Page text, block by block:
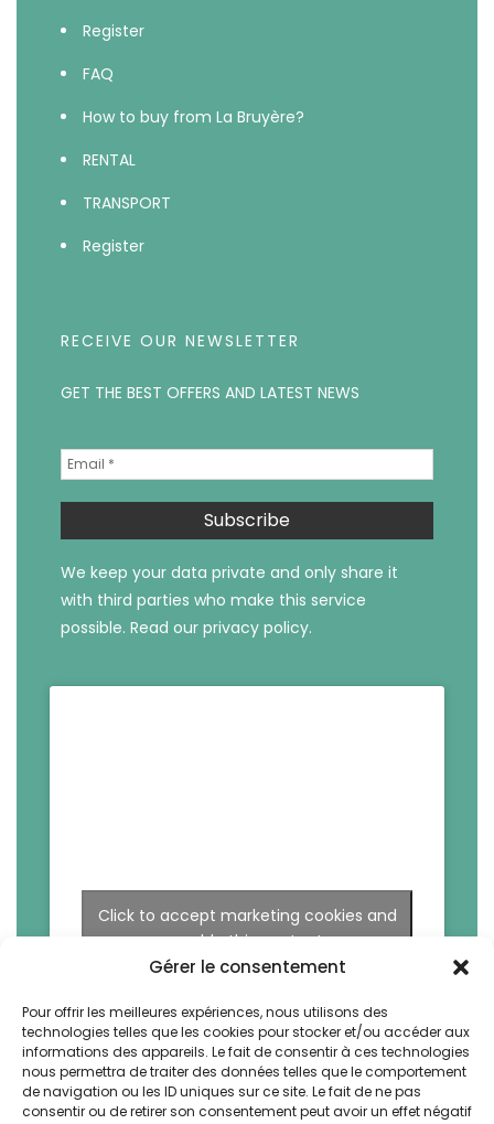
Gérer le consentement
Pour offrir les meilleures expériences, nous utilisons des
technologies telles que les cookies pour stocker et/ou accéder aux
informations des appareils. Le fait de consentir à ces technologies
nous permettra de traiter des données telles que le comportement
de navigation ou les ID uniques sur ce site. Le fait de ne pas
consentir ou de retirer son consentement peut avoir un effet négatif
Register
FAQ
How to buy from La Bruyère?
RENTAL
TRANSPORT
Register
RECEIVE OUR NEWSLETTER
GET THE BEST OFFERS AND LATEST NEWS
We keep your data private and only share it
with third parties who make this service
possible. Read our privacy policy.
Click to accept marketing cookies and
enable this content